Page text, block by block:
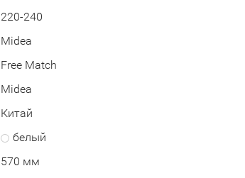
220-240
Midea
Free Match
Midea
Китай
белый
570 мм